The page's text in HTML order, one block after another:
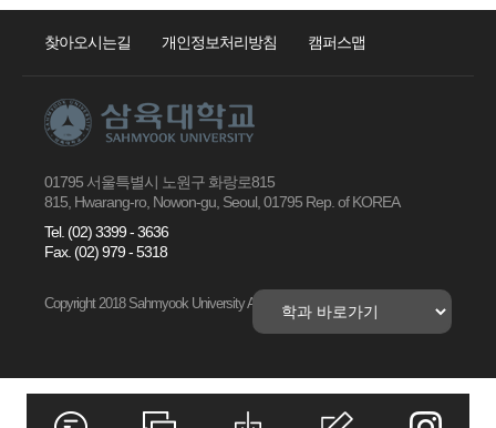
찾아오시는길 개인정보처리방침 캠퍼스맵
01795 서울특별시 노원구 화랑로815
815, Hwarang-ro, Nowon-gu, Seoul, 01795 Rep. of KOREA
Tel. (02) 3399 - 3636
Fax. (02) 979 - 5318
Copyright 2018 Sahmyook University All right Reserved.